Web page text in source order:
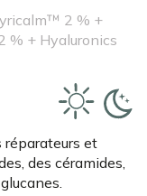
2 % +
% + Hyaluronics
réparateurs et
des céramides,